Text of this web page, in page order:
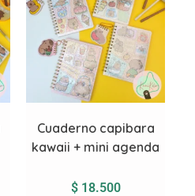
Cuaderno capibara
kawaii + mini agenda
$18.500